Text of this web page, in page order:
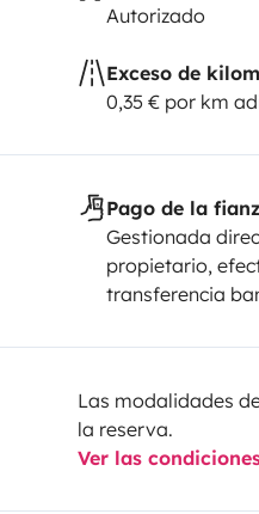
Autorizado
Exceso de
0,35 € por km
Pago de la
Gestionada
propietario,
transferencia
Las modalidades
la reserva.
Ver las